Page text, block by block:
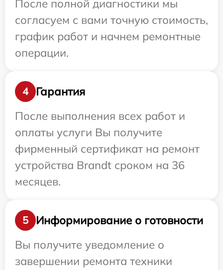
После полной диагностики мы
согласуем с вами точную стоимость,
график работ и начнем ремонтные
операции.
4
Гарантия
После выполнения всех работ и
оплаты услуги Вы получите
фирменный сертификат на ремонт
устройства Brandt сроком на 36
месяцев.
5
Информирование о готовности
Вы получите уведомление о
завершении ремонта техники